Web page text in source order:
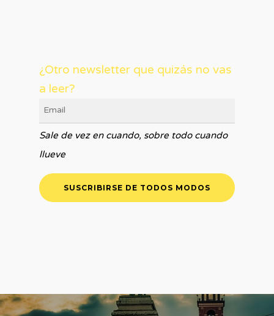
¿Otro newsletter que quizás no vas
a leer?
Sale de vez en cuando, sobre todo cuando
llueve
SUSCRIBIRSE DE TODOS MODOS